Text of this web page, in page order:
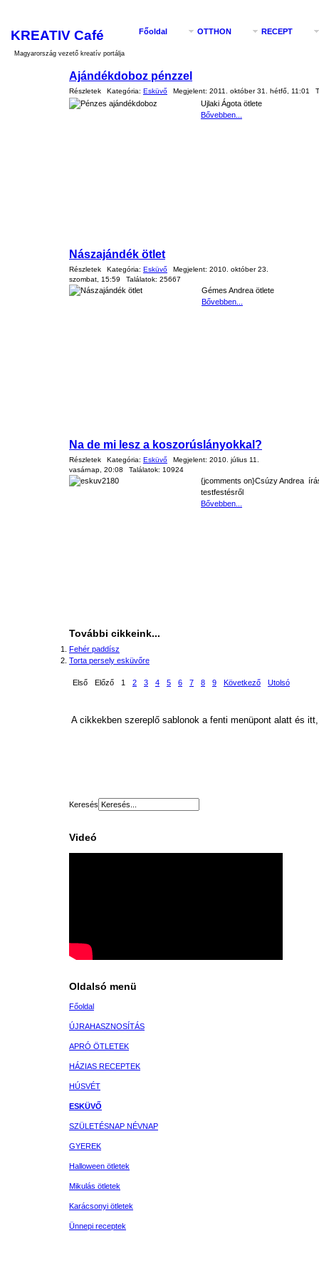
KREATIV Café
Magyarország vezető kreatív portálja
Főoldal OTTHON RECEPT
Ajándékdoboz pénzzel
Részletek Kategória: Esküvő Megjelent: 2011. október 31. hétfő, 11:01
Ujlaki Ágota ötlete
Bővebben...
Nászajándék ötlet
Részletek Kategória: Esküvő Megjelent: 2010. október 23.
szombat, 15:59
Találatok: 25667
Gémes Andrea ötlete
Bővebben...
Na de mi lesz a koszorúslányokkal?
Részletek Kategória: Esküvő Megjelent: 2010. július 11.
vasárnap, 20:08
Találatok: 10924
{jcomments on}Csúzy Andrea
testfestésről
Bővebben...
További cikkeink...
Fehér paddísz
Torta persely esküvőre
Első Előző 1 2 3 4 5 6 7 8 9 Következő Utolsó
A cikkekben szereplő sablonok a fenti menüpont alatt és
Keresés
Videó
Oldalsó menü
Főoldal
ÚJRAHASZNOSÍTÁS
APRÓ ÖTLETEK
HÁZIAS RECEPTEK
HÚSVÉT
ESKÜVŐ
SZÜLETÉSNAP NÉVNAP
GYEREK
Halloween ötletek
Mikulás ötletek
Karácsonyi ötletek
Ünnepi receptek